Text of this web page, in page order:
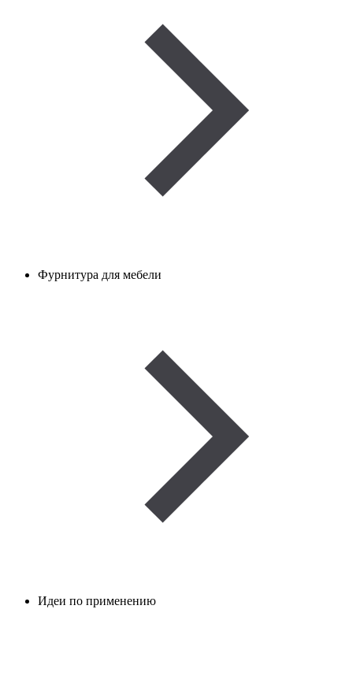
Фурнитура для мебели
Идеи по применению